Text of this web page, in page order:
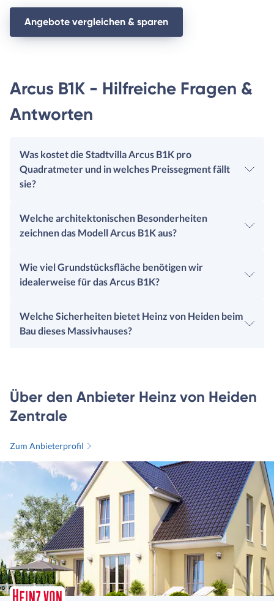
Angebote vergleichen & sparen
Arcus B1K - Hilfreiche Fragen &
Antworten
Was kostet die Stadtvilla Arcus B1K pro
Quadratmeter und in welches Preissegment fällt
sie?
Welche architektonischen Besonderheiten
zeichnen das Modell Arcus B1K aus?
Wie viel Grundstücksfläche benötigen wir
idealerweise für das Arcus B1K?
Welche Sicherheiten bietet Heinz von Heiden beim
Bau dieses Massivhauses?
Über den Anbieter Heinz von Heiden
Zentrale
Zum Anbieterprofil